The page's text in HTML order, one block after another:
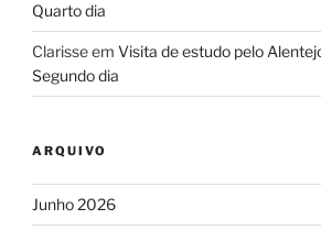
Quarto dia
Clarisseem Visita de estudo pelo
Segundo dia
ARQUIVO
Junho 2026